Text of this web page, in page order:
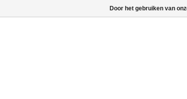
Door het gebruiken van